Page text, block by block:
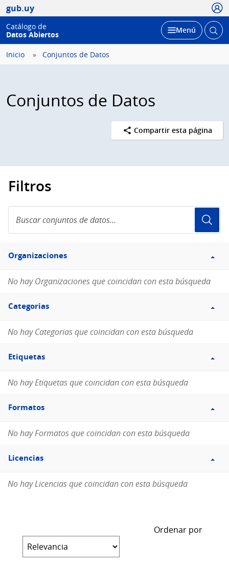
gub.uy
Catálogo de
Datos Abiertos
Desplegar
Menú Abrir
Inicio Conjuntos de Datos
Conjuntos de Datos
Compartir esta página
Filtros
conjuntos
de
Filtro
Organizaciones
Organizaciones
No hay Organizaciones que coincidan con esta búsqueda
Filtro
Categorias
Categorias
No hay Categorias que coincidan con esta búsqueda
Filtro
Etiquetas
Etiquetas
No hay Etiquetas que coincidan con esta búsqueda
Filtro
Formatos
Formatos
No hay Formatos que coincidan con esta búsqueda
Filtro
Licencias
Licencias
No hay Licencias que coincidan con esta búsqueda
Ordenar por